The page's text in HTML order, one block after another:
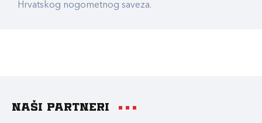
Hrvatskog nogometnog saveza.
Naši partneri